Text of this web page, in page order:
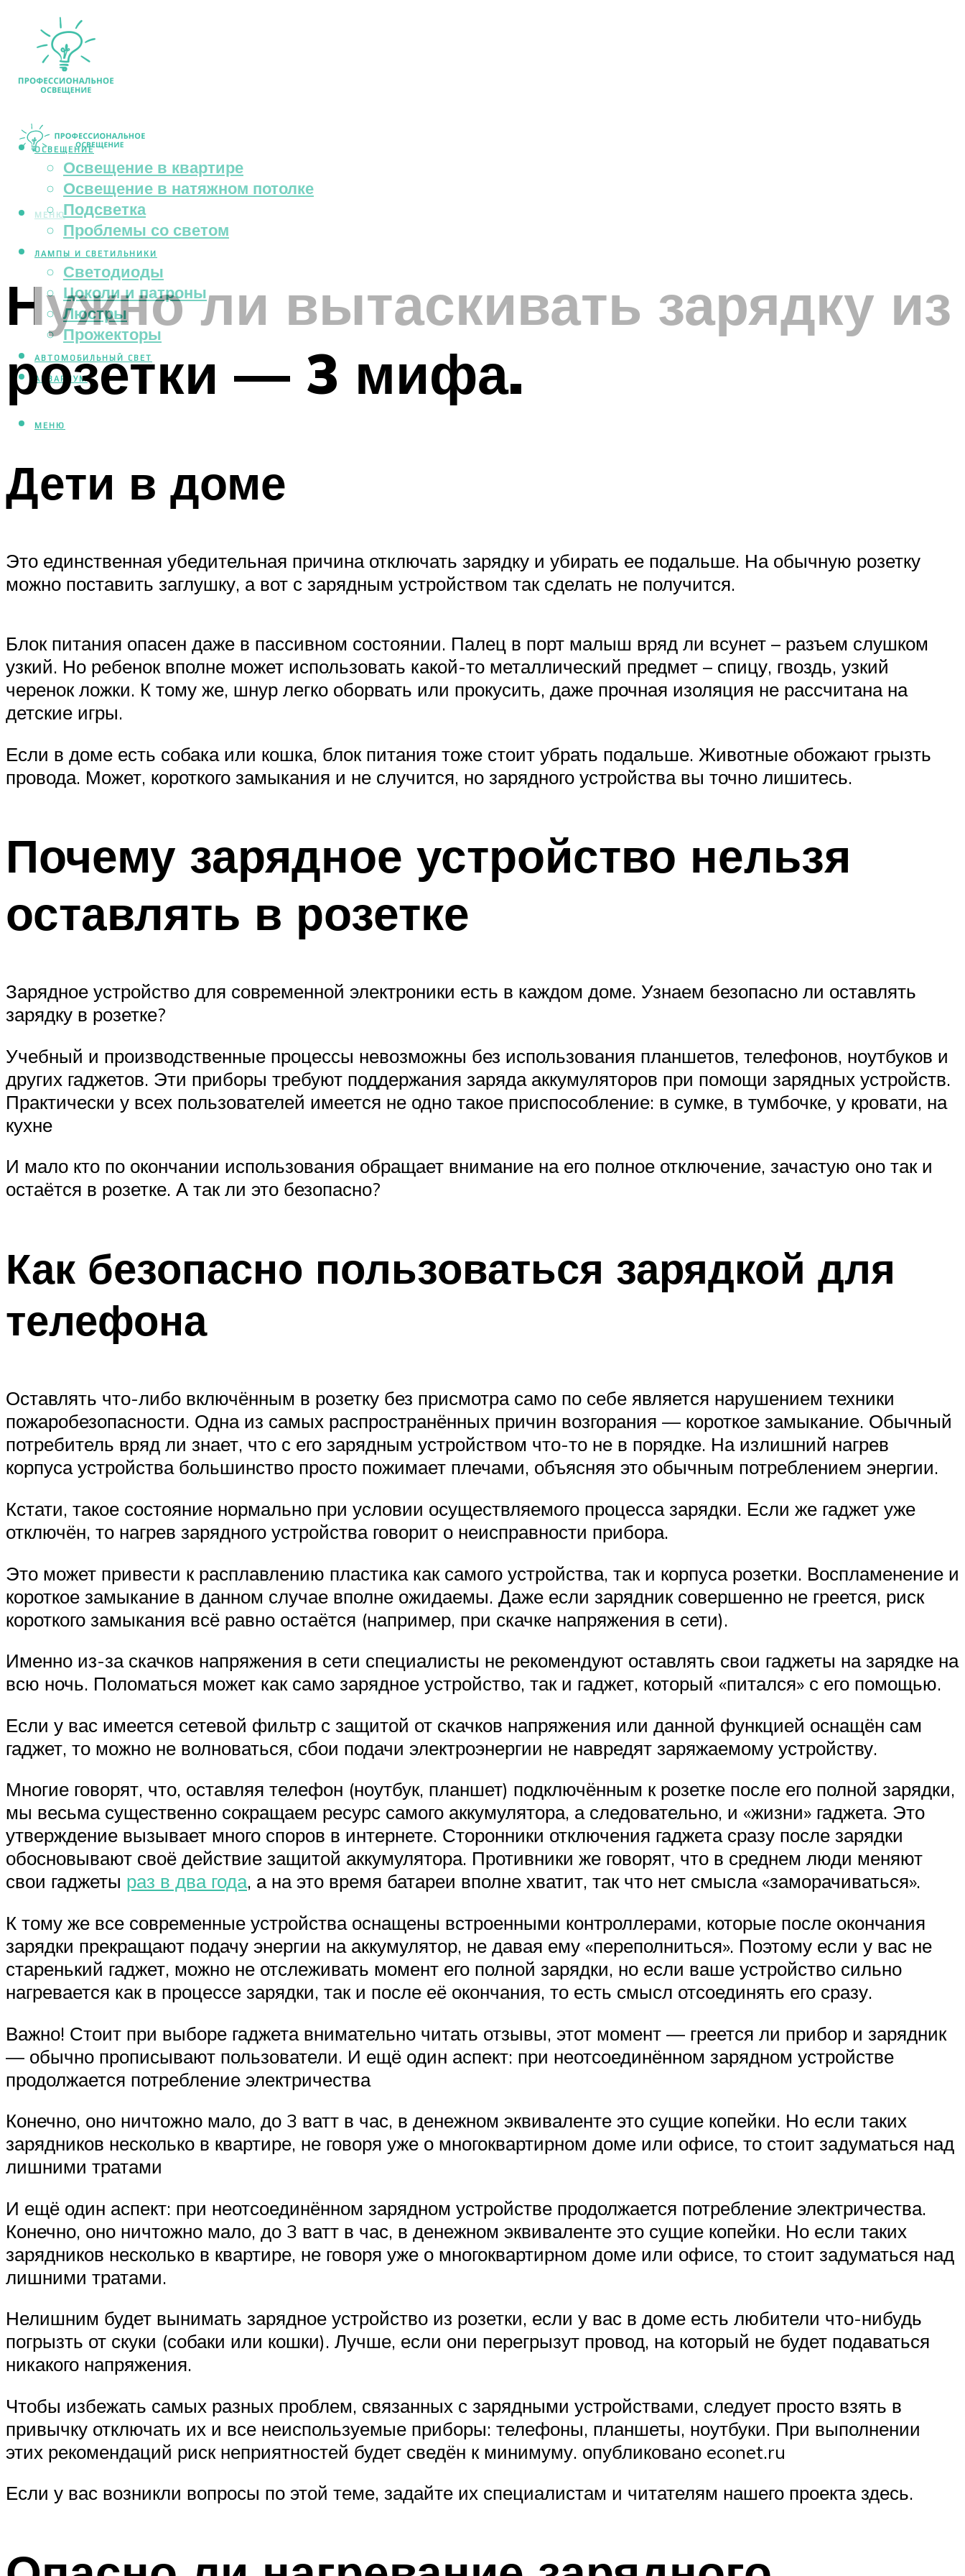
ОСВЕЩЕНИЕ
Освещение в квартире
Освещение в натяжном потолке
Подсветка
Проблемы со светом
ЛАМПЫ И СВЕТИЛЬНИКИ
Светодиоды
Цоколи и патроны
Люстры
Прожекторы
АВТОМОБИЛЬНЫЙ СВЕТ
АКВАРИУМ
МЕНЮ
МЕНЮ
Нужно ли вытаскивать зарядку из
розетки — 3 мифа.
Дети в доме
Это единственная убедительная причина отключать зарядку и убирать ее подальше. На обычную розетку
можно поставить заглушку, а вот с зарядным устройством так сделать не получится.
Блок питания опасен даже в пассивном состоянии. Палец в порт малыш вряд ли всунет – разъем слушком
узкий. Но ребенок вполне может использовать какой-то металлический предмет – спицу, гвоздь, узкий
черенок ложки. К тому же, шнур легко оборвать или прокусить, даже прочная изоляция не рассчитана на
детские игры.
Если в доме есть собака или кошка, блок питания тоже стоит убрать подальше. Животные обожают грызть
провода. Может, короткого замыкания и не случится, но зарядного устройства вы точно лишитесь.
Почему зарядное устройство нельзя
оставлять в розетке
Зарядное устройство для современной электроники есть в каждом доме. Узнаем безопасно ли оставлять
зарядку в розетке?
Учебный и производственные процессы невозможны без использования планшетов, телефонов, ноутбуков и
других гаджетов. Эти приборы требуют поддержания заряда аккумуляторов при помощи зарядных устройств.
Практически у всех пользователей имеется не одно такое приспособление: в сумке, в тумбочке, у кровати, на
кухне
И мало кто по окончании использования обращает внимание на его полное отключение, зачастую оно так и
остаётся в розетке. А так ли это безопасно?
Как безопасно пользоваться зарядкой для
телефона
Оставлять что-либо включённым в розетку без присмотра само по себе является нарушением техники
пожаробезопасности. Одна из самых распространённых причин возгорания — короткое замыкание. Обычный
потребитель вряд ли знает, что с его зарядным устройством что-то не в порядке. На излишний нагрев
корпуса устройства большинство просто пожимает плечами, объясняя это обычным потреблением энергии.
Кстати, такое состояние нормально при условии осуществляемого процесса зарядки. Если же гаджет уже
отключён, то нагрев зарядного устройства говорит о неисправности прибора.
Это может привести к расплавлению пластика как самого устройства, так и корпуса розетки. Воспламенение и
короткое замыкание в данном случае вполне ожидаемы. Даже если зарядник совершенно не греется, риск
короткого замыкания всё равно остаётся (например, при скачке напряжения в сети).
Именно из-за скачков напряжения в сети специалисты не рекомендуют оставлять свои гаджеты на зарядке на
всю ночь. Поломаться может как само зарядное устройство, так и гаджет, который «питался» с его помощью.
Если у вас имеется сетевой фильтр с защитой от скачков напряжения или данной функцией оснащён сам
гаджет, то можно не волноваться, сбои подачи электроэнергии не навредят заряжаемому устройству.
Многие говорят, что, оставляя телефон (ноутбук, планшет) подключённым к розетке после его полной зарядки,
мы весьма существенно сокращаем ресурс самого аккумулятора, а следовательно, и «жизни» гаджета. Это
утверждение вызывает много споров в интернете. Сторонники отключения гаджета сразу после зарядки
обосновывают своё действие защитой аккумулятора. Противники же говорят, что в среднем люди меняют
свои гаджеты раз в два года, а на это время батареи вполне хватит, так что нет смысла «заморачиваться».
К тому же все современные устройства оснащены встроенными контроллерами, которые после окончания
зарядки прекращают подачу энергии на аккумулятор, не давая ему «переполниться». Поэтому если у вас не
старенький гаджет, можно не отслеживать момент его полной зарядки, но если ваше устройство сильно
нагревается как в процессе зарядки, так и после её окончания, то есть смысл отсоединять его сразу.
Важно! Стоит при выборе гаджета внимательно читать отзывы, этот момент — греется ли прибор и зарядник
— обычно прописывают пользователи. И ещё один аспект: при неотсоединённом зарядном устройстве
продолжается потребление электричества
Конечно, оно ничтожно мало, до 3 ватт в час, в денежном эквиваленте это сущие копейки. Но если таких
зарядников несколько в квартире, не говоря уже о многоквартирном доме или офисе, то стоит задуматься над
лишними тратами
И ещё один аспект: при неотсоединённом зарядном устройстве продолжается потребление электричества.
Конечно, оно ничтожно мало, до 3 ватт в час, в денежном эквиваленте это сущие копейки. Но если таких
зарядников несколько в квартире, не говоря уже о многоквартирном доме или офисе, то стоит задуматься над
лишними тратами.
Нелишним будет вынимать зарядное устройство из розетки, если у вас в доме есть любители что-нибудь
погрызть от скуки (собаки или кошки). Лучше, если они перегрызут провод, на который не будет подаваться
никакого напряжения.
Чтобы избежать самых разных проблем, связанных с зарядными устройствами, следует просто взять в
привычку отключать их и все неиспользуемые приборы: телефоны, планшеты, ноутбуки. При выполнении
этих рекомендаций риск неприятностей будет сведён к минимуму. опубликовано econet.ru
Если у вас возникли вопросы по этой теме, задайте их специалистам и читателям нашего проекта здесь.